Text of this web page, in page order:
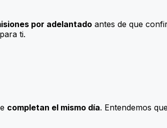
por adelantado antes de que
ti.
completan el mismo día. Entendemos